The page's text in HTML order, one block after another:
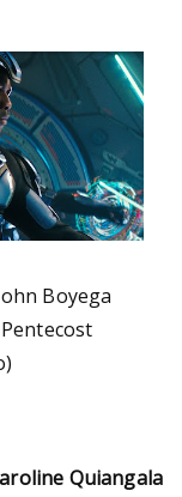
Boyega
Quiangala